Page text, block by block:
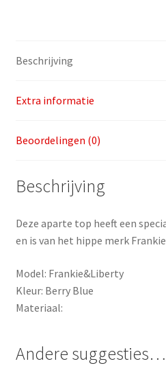
Beschrijving
Extra informatie
Beoordelingen (0)
Beschrijving
Deze aparte top heeft een
en is van het hippe merk
Model: Frankie&Liberty
Kleur: Berry Blue
Materiaal:
Andere suggesties…